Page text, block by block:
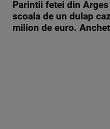
Parintii fetei din
scoala de un dulap
milion de euro.